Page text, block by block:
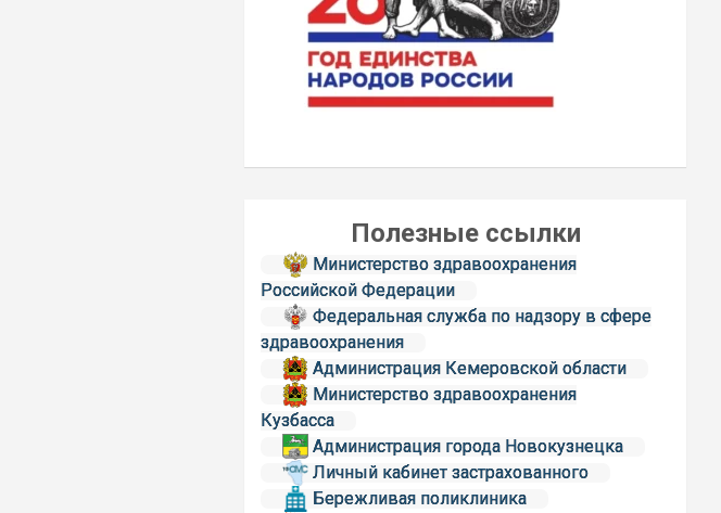
Полезные ссылки
Министерство здравоохранения
Российской Федерации
Федеральная служба по надзору в сфере
здравоохранения
Администрация Кемеровской области
Министерство здравоохранения
Кузбасса
Администрация города Новокузнецка
Личный кабинет застрахованного
Бережливая поликлиника